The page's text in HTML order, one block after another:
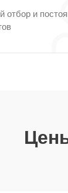
отбор и